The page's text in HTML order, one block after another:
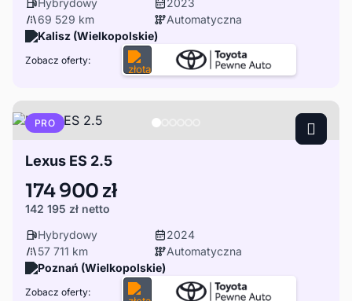
Hybrydowy
2023
69 529 km
Automatyczna
Kalisz (Wielkopolskie)
Zobacz oferty:
PRO
Lexus ES 2.5
174 900 zł
142 195 zł netto
Hybrydowy
2024
57 711 km
Automatyczna
Poznań (Wielkopolskie)
Zobacz oferty: